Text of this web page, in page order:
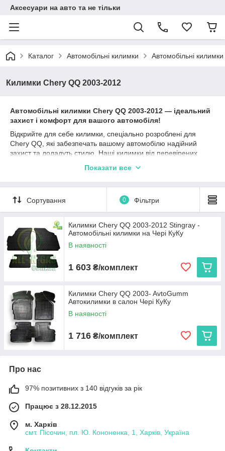
Аксесуари на авто та не тільки
Каталог Автомобільні килимки Автомобільні
Килимки Chery QQ 2003-2012
Автомобільні килимки Chery QQ 2003-2012 — ідеальний
захист і комфорт для вашого автомобіля!
Відкрийте для себе килимки, спеціально розроблені для
Chery QQ, які забезпечать вашому автомобілю надійний
захист та додадуть стилю. Наші килимки від перевірених
ідеально підходять для Чері КуКу та гарантують довготривалу
Матеріали, такі як каучук, поліуретан та гума, забезпечують
відмінні захисні характеристики, а різноманітність типів
бортиків (2,5 см, 4 см, євроборт) дозволяє вибрати найбільш
підходящий варіант залежно від ваших уподобань та умов
експлуатації. Ми пропонуємо:
Cargumm з євробортом
салону, легкість у догляді та висока зносостійкість.
Avto gumm з бортиком 2,5 см— надійний захист
витримує будь-які погодні умови.
Stingray — коврики з євробортом з каучуку для
довговічності та 3D коврики з високим бортиком 3,5 см
для максимальної захисту і преміального вигляду.
Кожен виріб виготовляється в Україні, що гарантує високу
якість та доступну ціну.
QQ, та насолоджуйтеся чистотою і комфортом на кожному
Показати все
Сортування 0 Фільтри
Килимки Chery QQ 2003-2012 Stingray -
Автомобільні килимки на Чері КуКу
В наявності
1 603 ₴/комплект
Килимки Chery QQ 2003- AvtoGumm
Автокилимки в салон Чері КуКу
В наявності
1 716 ₴/комплект
Про нас
97% позитивних з 140 відгуків за рік
Працює з 28.12.2015
м. Харків
смт. Пісочин, пл. Ю. Кононенка, 1, Харків, Україна